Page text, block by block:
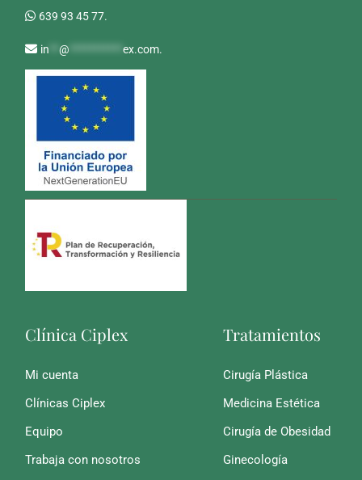
639 93 45 77.
in **@ ***********ex.com.
Clínica Ciplex
Mi cuenta
Clínicas Ciplex
Equipo
Trabaja con nosotros
Tratamientos
Cirugía Plástica
Medicina Estética
Cirugía de Obesidad
Ginecología